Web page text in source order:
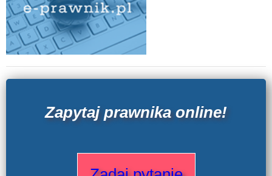
Zapytaj prawnika online!